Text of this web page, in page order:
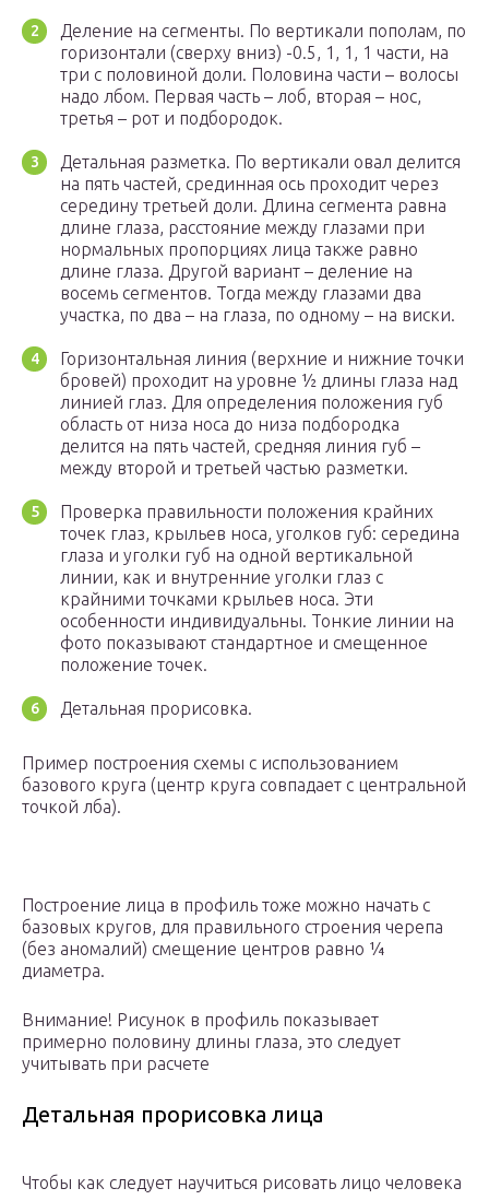
Деление на сегменты. По вертикали пополам, по
горизонтали (сверху вниз) -0.5, 1, 1, 1 части, на
три с половиной доли. Половина части – волосы
надо лбом. Первая часть – лоб, вторая – нос,
третья – рот и подбородок.
Детальная разметка. По вертикали овал делится
на пять частей, срединная ось проходит через
середину третьей доли. Длина сегмента равна
длине глаза, расстояние между глазами при
нормальных пропорциях лица также равно
длине глаза. Другой вариант – деление на
восемь сегментов. Тогда между глазами два
участка, по два – на глаза, по одному – на виски.
Горизонтальная линия (верхние и нижние точки
бровей) проходит на уровне ½ длины глаза над
линией глаз. Для определения положения губ
область от низа носа до низа подбородка
делится на пять частей, средняя линия губ –
между второй и третьей частью разметки.
Проверка правильности положения крайних
точек глаз, крыльев носа, уголков губ: середина
глаза и уголки губ на одной вертикальной
линии, как и внутренние уголки глаз с
крайними точками крыльев носа. Эти
особенности индивидуальны. Тонкие линии на
фото показывают стандартное и смещенное
положение точек.
Детальная прорисовка.
Пример построения схемы с использованием
базового круга (центр круга совпадает с центральной
точкой лба).
Построение лица в профиль тоже можно начать с
базовых кругов, для правильного строения черепа
(без аномалий) смещение центров равно ¼
диаметра.
Внимание! Рисунок в профиль показывает
примерно половину длины глаза, это следует
учитывать при расчете
Детальная прорисовка лица
Чтобы как следует научиться рисовать лицо человека